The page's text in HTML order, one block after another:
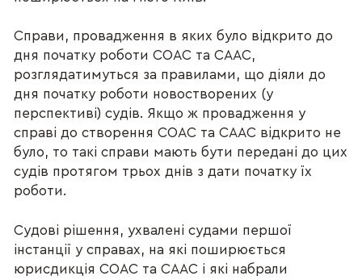
Справи, провадження в яких було відкрито до
дня початку роботи СОАС та СААС,
розглядатимуться за правилами, що діяли до
дня початку роботи новостворених (у
перспективі) судів. Якщо ж провадження у
справі до створення СОАС та СААС відкрито не
було, то такі справи мають бути передані до цих
судів протягом трьох днів з дати початку їх
роботи.
Судові рішення, ухвалені судами першої
інстанції у справах, на які поширюється
юрисдикція СОАС та СААС і які набрали